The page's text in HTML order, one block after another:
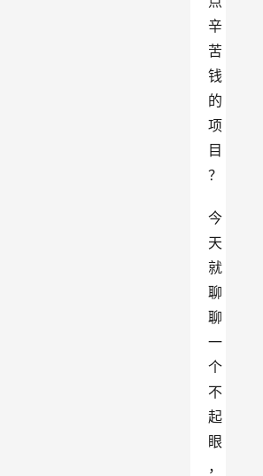
辛
苦
钱
的
项
目
？
今
天
就
聊
聊
一
个
不
起
眼
，